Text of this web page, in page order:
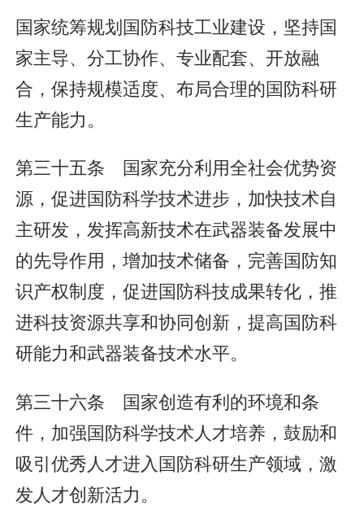
国家统筹规划国防科技工业建设，坚持国
家主导、分工协作、专业配套、开放融
合，保持规模适度、布局合理的国防科研
生产能力。
第三十五条 国家充分利用全社会优势资
源，促进国防科学技术进步，加快技术自
主研发，发挥高新技术在武器装备发展中
的先导作用，增加技术储备，完善国防知
识产权制度，促进国防科技成果转化，推
进科技资源共享和协同创新，提高国防科
研能力和武器装备技术水平。
第三十六条 国家创造有利的环境和条
件，加强国防科学技术人才培养，鼓励和
吸引优秀人才进入国防科研生产领域，激
发人才创新活力。